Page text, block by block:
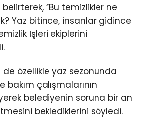
belirterek, “Bu temizlikler ne
Yaz bitince, insanlar gidince
İşleri ekiplerini
de özellikle yaz sezonunda
çalışmalarının
belediyenin soruna bir an
beklediklerini söyledi.